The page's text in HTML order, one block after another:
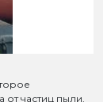
частиц пыли,